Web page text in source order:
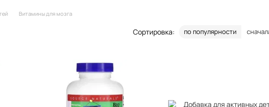
Витамины для мозга
Сортировка: по популярности